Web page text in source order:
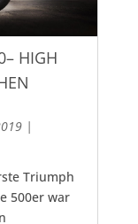
HIGH
|
Triumph
500er war